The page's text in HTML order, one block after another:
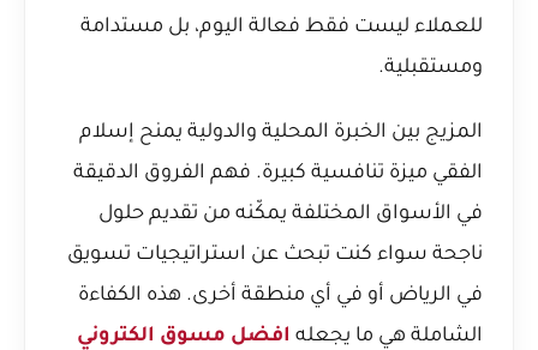
للعملاء ليست فقط فعالة اليوم، بل مستدامة
ومستقبلية.
المزيج بين الخبرة المحلية والدولية يمنح إسلام
الفقي ميزة تنافسية كبيرة. فهم الفروق الدقيقة
في الأسواق المختلفة يمكّنه من تقديم حلول
ناجحة سواء كنت تبحث عن استراتيجيات تسويق
في الرياض أو في أي منطقة أخرى. هذه الكفاءة
الشاملة هي ما يجعله افضل مسوق الكتروني